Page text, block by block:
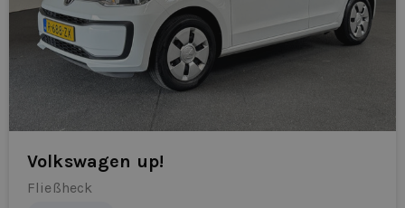
Volkswagen up!
Fließheck